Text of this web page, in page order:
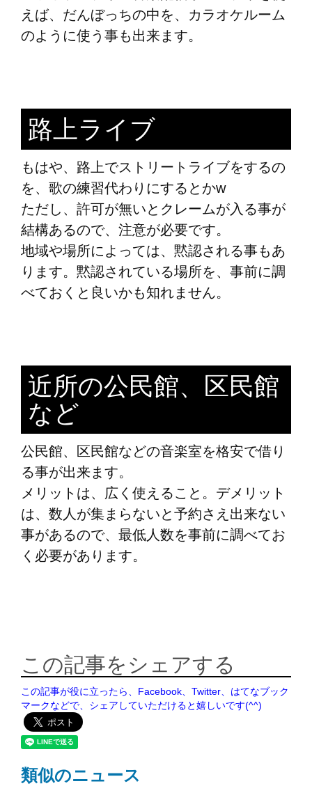
えば、だんぼっちの中を、カラオケルーム
のように使う事も出来ます。
路上ライブ
もはや、路上でストリートライブをするの
を、歌の練習代わりにするとかw
ただし、許可が無いとクレームが入る事が
結構あるので、注意が必要です。
地域や場所によっては、黙認される事もあ
ります。黙認されている場所を、事前に調
べておくと良いかも知れません。
近所の公民館、区民館
など
公民館、区民館などの音楽室を格安で借り
る事が出来ます。
メリットは、広く使えること。デメリット
は、数人が集まらないと予約さえ出来ない
事があるので、最低人数を事前に調べてお
く必要があります。
この記事をシェアする
この記事が役に立ったら、Facebook、Twitter、はてなブック
マークなどで、シェアしていただけると嬉しいです(^^)
類似のニュース